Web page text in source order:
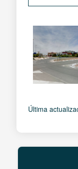
Última